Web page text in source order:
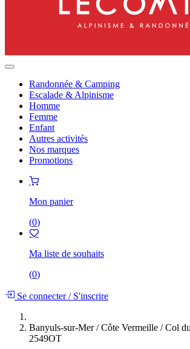
Randonnée & Camping
Escalade & Alpinisme
Homme
Femme
Enfant
Autres activités
Nos marques
Promotions
Mon panier
(0)
Ma liste de souhaits
(0)
Se connecter/S'inscrire
Banyuls-sur-Mer / Côte Vermeille / Col
2549OT